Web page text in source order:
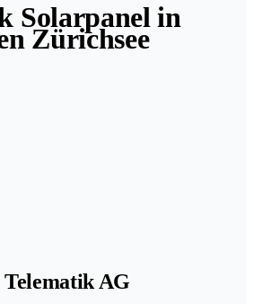
Solarpanel in
Zürichsee
AG